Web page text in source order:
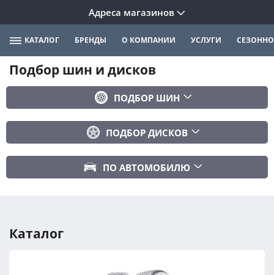
Адреса магазинов
КАТАЛОГ БРЕНДЫ О КОМПАНИИ УСЛУГИ
Подбор шин и дисков
ПОДБОР ШИН
Сбросить
ПОДБОР ДИСКОВ
ПО АВТОМОБИЛЮ
Год авто
Каталог